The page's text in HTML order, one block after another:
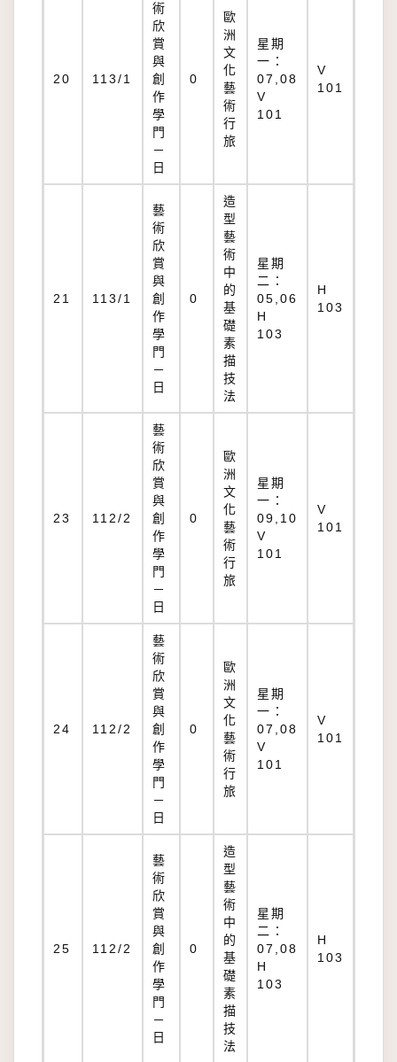
20 113/1
術
欣
賞
與
創
作
學
門
－
日
0
歐
洲
文
化
藝
術
行
旅
星期
一：
07,08
V
101
V
101
21 113/1
藝
術
欣
賞
與
創
作
學
門
－
日
0
造
型
藝
術
中
的
基
礎
素
描
技
法
星期
二：
05,06
H
103
H
103
23 112/2
藝
術
欣
賞
與
創
作
學
門
－
日
0
歐
洲
文
化
藝
術
行
旅
星期
一：
09,10
V
101
V
101
24 112/2
藝
術
欣
賞
與
創
作
學
門
－
日
0
歐
洲
文
化
藝
術
行
旅
星期
一：
07,08
V
101
V
101
25 112/2
藝
術
欣
賞
與
創
作
學
門
－
日
0
造
型
藝
術
中
的
基
礎
素
描
技
法
星期
二：
07,08
H
103
H
103